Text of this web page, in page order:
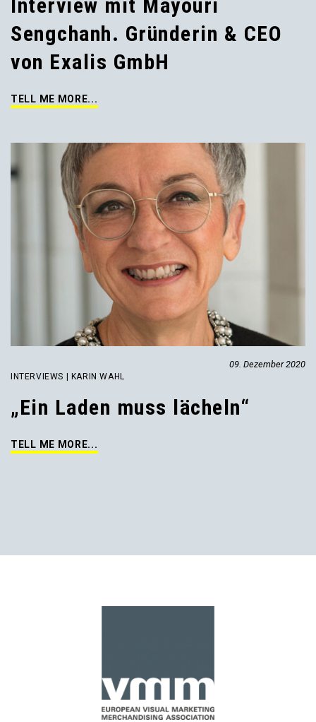
Interview mit Mayouri
Sengchanh. Gründerin & CEO
von Exalis GmbH
TELL ME MORE...
09. Dezember 2020
INTERVIEWS | KARIN WAHL
„Ein Laden muss lächeln“
TELL ME MORE...